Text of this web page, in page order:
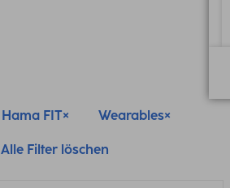
Hama FIT Wearables
Alle Filter löschen